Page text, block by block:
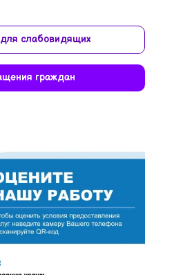
слабовидящих
граждан